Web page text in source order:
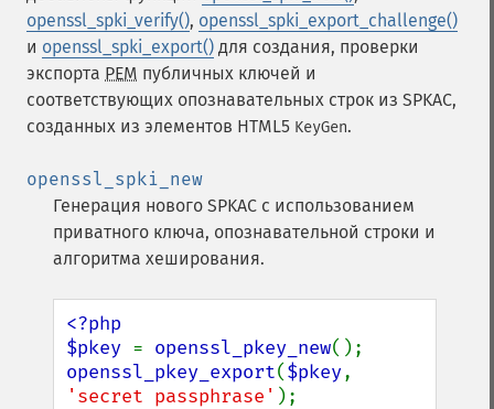
openssl_spki_verify(), openssl_spki_export_challenge()
и openssl_spki_export() для создания, проверки
экспорта PEM публичных ключей и
соответствующих опознавательных строк из SPKAC,
созданных из элементов HTML5 KeyGen.
openssl_spki_new
Генерация нового SPKAC с использованием
приватного ключа, опознавательной строки и
алгоритма хеширования.
<?php
$pkey = openssl_pkey_new
openssl_pkey_export($pkey
'secret passphrase' );